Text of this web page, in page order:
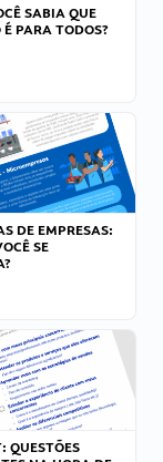
SABIA QUE
PARA TODOS?
DE EMPRESAS:
SE
QUESTÕES